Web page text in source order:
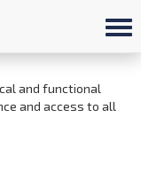
and functional
and access to all